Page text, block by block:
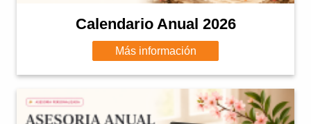
Calendario Anual 2026
Más información